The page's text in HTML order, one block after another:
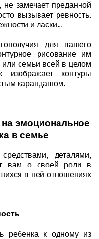
не замечает преданной
вызывает ревность.
и ласки...
для вашего
рисование им
или семьи всей в целом
изображает контуры
карандашом.
эмоциональное
в семье
деталями,
вам о своей роли в
в ней отношениях
ребенка к одному из